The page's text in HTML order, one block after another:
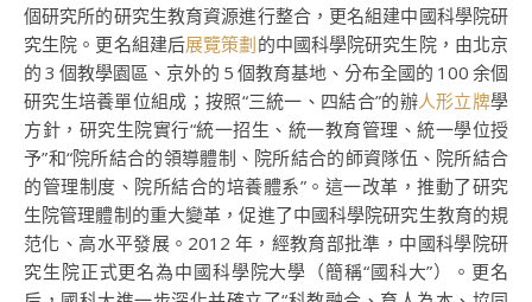
個研究所的研究生教育資源進行整合，更名組建中國科學院研
究生院。更名組建后展覽策劃的中國科學院研究生院，由北京
的 3 個教學園區、京外的 5 個教育基地、分布全國的 100 余個
研究生培養單位組成；按照“三統一、四結合”的辦人形立牌學
方針，研究生院實行“統一招生、統一教育管理、統一學位授
予”和“院所結合的領導體制、院所結合的師資隊伍、院所結合
的管理制度、院所結合的培養體系”。這一改革，推動了研究
生院管理體制的重大變革，促進了中國科學院研究生教育的規
范化、高水平發展。2012 年，經教育部批準，中國科學院研
究生院正式更名為中國科學院大學（簡稱“國科大”）。更名